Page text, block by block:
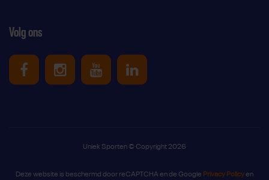
Volg ons
Uniek Sporten op Facebook
Uniek Sporten op Instagram
Uniek Sporten op Youtube
Uniek Sporten op
Uniek Sporten © Copyright 2026
Deze website is beschermd door reCAPTCHA en de Google Privacy Policyen